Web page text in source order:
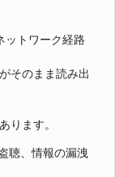
ットワーク経路
そのまま読み出
ります。
聴、情報の漏洩